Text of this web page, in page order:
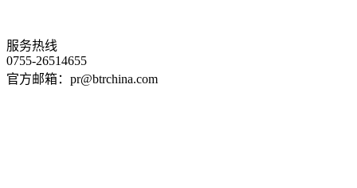
服务热线
0755-26514655
官方邮箱：pr@btrchina.com